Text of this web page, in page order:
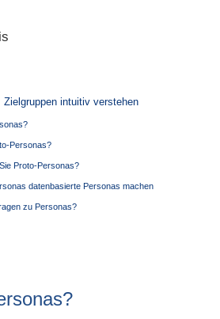
Zielgruppen intuitiv verstehen
Personas?
Proto-Personas?
datenbasierte Personas machen
zu Personas?